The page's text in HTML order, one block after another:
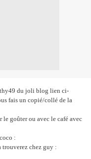
du joli blog lien ci-
fais un copié/collé de la
le goûter ou avec le café avec
:
chez guy :